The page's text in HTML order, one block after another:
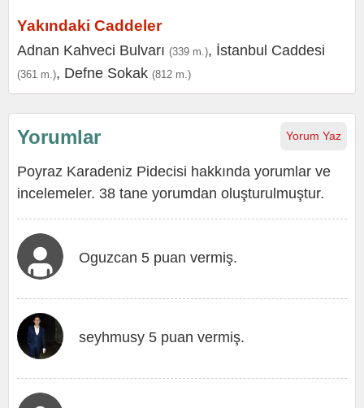
Yakındaki Caddeler
Adnan Kahveci Bulvarı (339 m.), İstanbul Caddesi
(361 m.), Defne Sokak (812 m.)
Yorum Yaz
Yorumlar
Poyraz Karadeniz Pidecisi hakkında yorumlar ve
incelemeler. 38 tane yorumdan oluşturulmuştur.
Oguzcan 5 puan vermiş.
seyhmusy 5 puan vermiş.